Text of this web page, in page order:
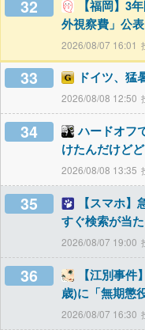
32
【福岡】3
外視察費」公表
2026/08/07 16:01
33 ドイツ、猛
2026/08/08 12:50
34
ハードオフ
けたんだけど
2026/08/08 13:35
35
【スマホ
すぐ検索が当
2026/08/07 19:00
36
【江別事
歳)に「無期懲
2026/08/07 16:30